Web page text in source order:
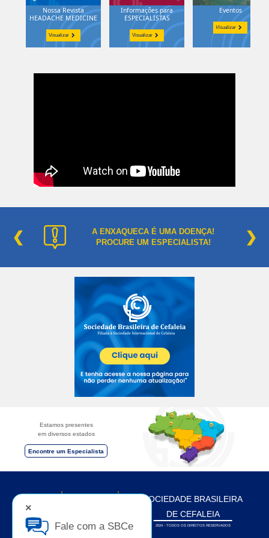
×
Fale com a SBCe
Nossa Revista
HEADACHE MEDICINE
Visualizar
Informações para
ESPECIALISTAS
Visualizar
Eventos
Visualizar
❮
A ENXAQUECA É UMA DOENÇA!
PROCURE UM ESPECIALISTA!
❯
Estamos presentes
em diversos estados
Encontre um Especialista
HOME
INSTITUCIONAL
EDUCAÇÃO
SOCIEDADE BRASILEIRA
DE CEFALEIA
2024 - TODOS OS DIREITOS RESERVADOS